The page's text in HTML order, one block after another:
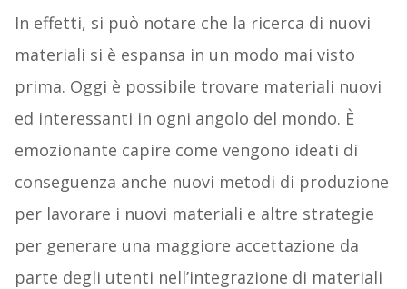
In effetti, si può notare che la ricerca di nuovi
materiali si è espansa in un modo mai visto
prima. Oggi è possibile trovare materiali nuovi
ed interessanti in ogni angolo del mondo. È
emozionante capire come vengono ideati di
conseguenza anche nuovi metodi di produzione
per lavorare i nuovi materiali e altre strategie
per generare una maggiore accettazione da
parte degli utenti nell’integrazione di materiali